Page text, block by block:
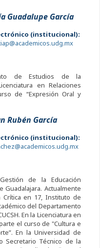
Guadalupe García
(institucional):
de Estudios de la
en Relaciones
de “Expresión Oral y
Rubén García
(institucional):
de la Educación
Actualmente
en 17, Instituto de
del Departamento
En la Licenciatura en
el curso de "Cultura e
En la Universidad de
Secretario Técnico de la